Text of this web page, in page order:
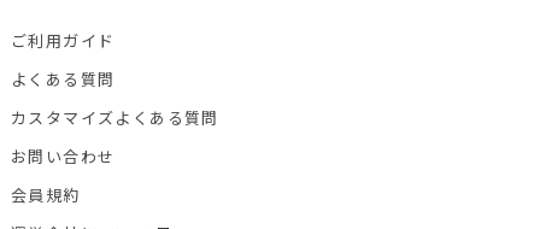
ご利用ガイド
よくある質問
カスタマイズよくある質問
お問い合わせ
会員規約